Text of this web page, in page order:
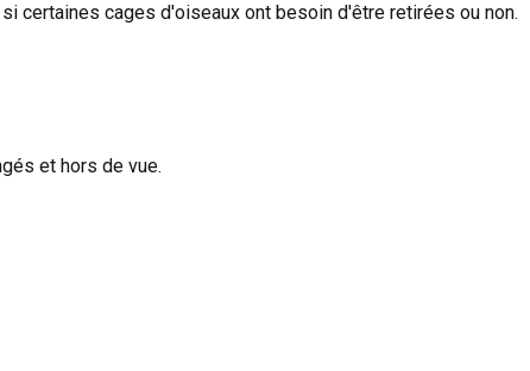
certaines cages d'oiseaux ont besoin d'être retirées ou non.
et hors de vue.